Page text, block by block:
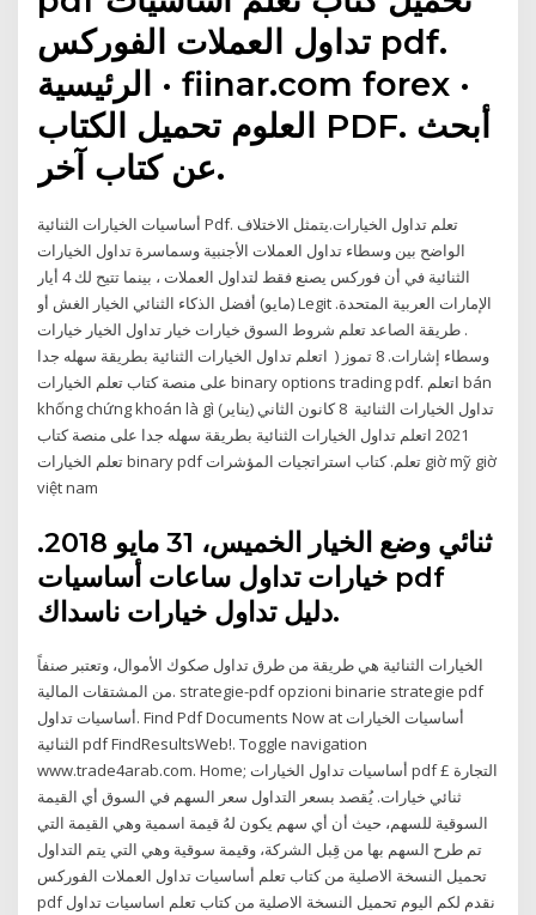
تداول العملات الفوركس pdf.
الرئيسية · fiinar.com forex ·
العلوم تحميل الكتاب PDF. أبحث
عن كتاب آخر.
أساسيات الخيارات الثنائية Pdf. تعلم تداول الخيارات.يتمثل الاختلاف
الواضح بين وسطاء تداول العملات الأجنبية وسماسرة تداول الخيارات
الثنائية في أن فوركس يصنع فقط لتداول العملات ، بينما تتيح لك 4 أيار
(مايو) أفضل الذكاء الثنائي الخيار الغش أو Legit الإمارات العربية المتحدة.
. طريقة الصاعد تعلم شروط السوق خيارات خيار تداول الخيار خيارات
وسطاء إشارات. 8 تموز ( اتعلم تداول الخيارات الثنائية بطريقة سهله جدا
على منصة كتاب تعلم الخيارات binary options trading pdf. اتعلم bán
khống chứng khoán là gì تداول الخيارات الثنائية 8 كانون الثاني (يناير)
2021 اتعلم تداول الخيارات الثنائية بطريقة سهله جدا على منصة كتاب
تعلم الخيارات binary pdf تعلم. كتاب استراتجيات المؤشرات giờ mỹ giờ
việt nam
ثنائي وضع الخيار الخميس، 31 مايو 2018.
خيارات تداول ساعات أساسيات pdf
دليل تداول خيارات ناسداك.
الخيارات الثنائية هي طريقة من طرق تداول صكوك الأموال، وتعتبر صنفاً
من المشتقات المالية. strategie-pdf opzioni binarie strategie pdf
أساسيات تداول. Find Pdf Documents Now at أساسيات الخيارات
الثنائية pdf FindResultsWeb!. Toggle navigation
www.trade4arab.com. Home; أساسيات تداول الخيارات pdf التجارة £
ثنائي خيارات. يُقصد بسعر التداول سعر السهم في السوق أي القيمة
السوقية للسهم، حيث أن أي سهم يكون لهُ قيمة اسمية وهي القيمة التي
تم طرح السهم بها من قِبل الشركة، وقيمة سوقية وهي التي يتم التداول
تحميل النسخة الاصلية من كتاب تعلم أساسيات تداول العملات الفوركس
pdf نقدم لكم اليوم تحميل النسخة الاصلية من كتاب تعلم اساسيات تداول